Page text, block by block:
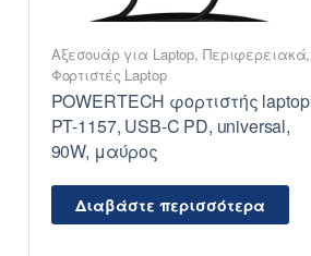
Αξεσουάρ για Laptop, Περιφερειακά,
Φορτιστές Laptop
POWERTECH φορτιστής laptop
PT-1157, USB-C PD, universal,
90W, μαύρος
Διαβάστε περισσότερα